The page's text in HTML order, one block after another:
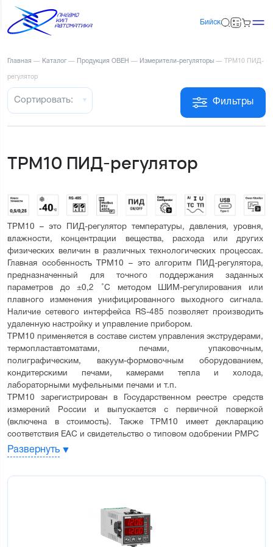
Бийск
Главная — Каталог — Продукция ОВЕН — Измерители-регуляторы — ТРМ10 ПИД-
регулятор
Фильтры
Сортировать:
ТРМ10 ПИД-регулятор
ТРМ10 – это ПИД-регулятор температуры, давления, уровня,
влажности, концентрации вещества, расхода или других
физических величин в различных технологических процессах.
Главная особенность ТРМ10 – это алгоритм ПИД-регулятора,
предназначенный для точного поддержания заданных
параметров до ±0,2 ˚С методом ШИМ-регулирования или
плавного изменения унифицированного выходного сигнала.
Наличие сетевого интерфейса RS-485 позволяет производить
удаленную настройку и управление прибором.
ТРМ10 применяется в составе систем управления экструдерами,
термопластавтоматами, печами, упаковочным,
полиграфическим, вакуум-формовочным оборудованием,
кондитерскими печами, камерами тепла и холода,
лабораторными муфельными печами и т.п.
ТРМ10 зарегистрирован в Государственном реестре средств
измерений России и выпускается с первичной поверкой
(включена в стоимость). Также ТРМ10 имеет декларацию
соответствия ЕАС и свидетельство о типовом одобрении РМРС
Функциональные возможности регулятора
ТРМ10:
датчиков температуры, давления, влажности и др
ПИД-регулирование измеренной величины по логике
«нагревателя» или «холодильника»
Развернуть